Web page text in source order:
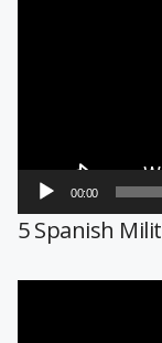
00:00
5 Spanish